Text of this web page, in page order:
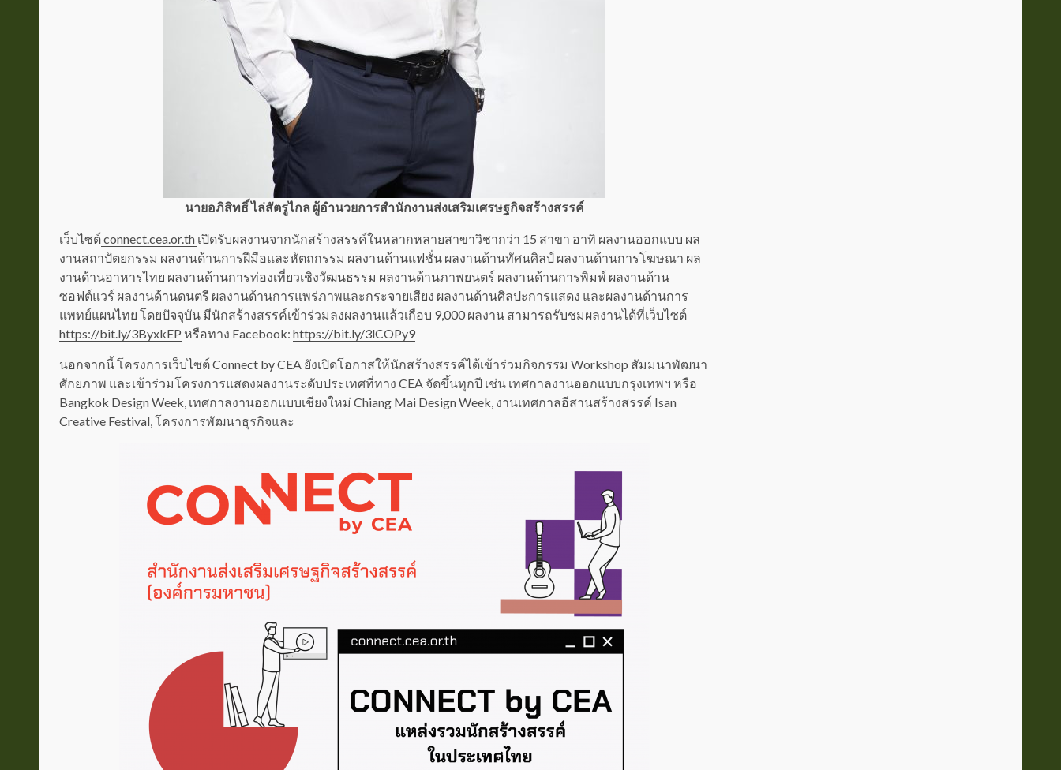
นายอภิสิทธิ์ ไล่สัตรูไกล ผู้อำนวยการสำนักงานส่งเสริมเศรษฐกิจสร้างสรรค์
เว็บไซต์connect.cea.or.th เปิดรับผลงานจากนักสร้างสรรค์ในหลากหลายสาขาวิชากว่า 15 สาขา อาทิ ผลงานออกแบบ ผล
งานสถาปัตยกรรม ผลงานด้านการฝีมือและหัตถกรรม ผลงานด้านแฟชั่น ผลงานด้านทัศนศิลป์ ผลงานด้านการโฆษณา ผล
งานด้านอาหารไทย ผลงานด้านการท่องเที่ยวเชิงวัฒนธรรม ผลงานด้านภาพยนตร์ ผลงานด้านการพิมพ์ ผลงานด้าน
ซอฟต์แวร์ ผลงานด้านดนตรี ผลงานด้านการแพร่ภาพและกระจายเสียง ผลงานด้านศิลปะการแสดง และผลงานด้านการ
แพทย์แผนไทย โดยปัจจุบัน มีนักสร้างสรรค์เข้าร่วมลงผลงานแล้วเกือบ 9,000 ผลงาน สามารถรับชมผลงานได้ที่เว็บไซต์
https://bit.ly/3ByxkEP หรือทาง Facebook: https://bit.ly/3lCOPy9
นอกจากนี้ โครงการเว็บไซต์ Connect by CEA ยังเปิดโอกาสให้นักสร้างสรรค์ได้เข้าร่วมกิจกรรม Workshop สัมมนาพัฒนา
ศักยภาพ และเข้าร่วมโครงการแสดงผลงานระดับประเทศที่ทาง CEA จัดขึ้นทุกปี เช่น เทศกาลงานออกแบบกรุงเทพฯ หรือ
Bangkok Design Week, เทศกาลงานออกแบบเชียงใหม่ Chiang Mai Design Week, งานเทศกาลอีสานสร้างสรรค์ Isan
Creative Festival, โครงการพัฒนาธุรกิจและ